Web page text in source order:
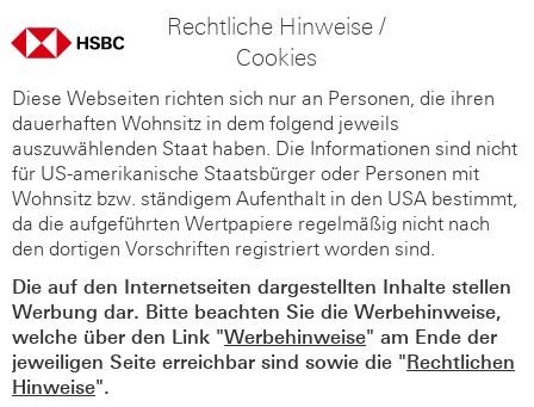
Rechtliche Hinweise /
Cookies
Diese Webseiten richten sich nur an Personen, die ihren
dauerhaften Wohnsitz in dem folgend jeweils
auszuwählenden Staat haben. Die Informationen sind nicht
für US-amerikanische Staatsbürger oder Personen mit
Wohnsitz bzw. ständigem Aufenthalt in den USA bestimmt,
da die aufgeführten Wertpapiere regelmäßig nicht nach
den dortigen Vorschriften registriert worden sind.
Die auf den Internetseiten dargestellten Inhalte stellen
Werbung dar. Bitte beachten Sie die Werbehinweise,
welche über den Link "Werbehinweise" am Ende der
jeweiligen Seite erreichbar sind sowie die "Rechtlichen
Hinweise".